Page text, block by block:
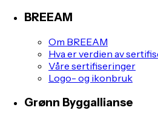
BREEAM
Om BREEAM
Hva er verdien av
Våre sertifiseringer
Logo- og ikonbruk
Grønn Byggallianse